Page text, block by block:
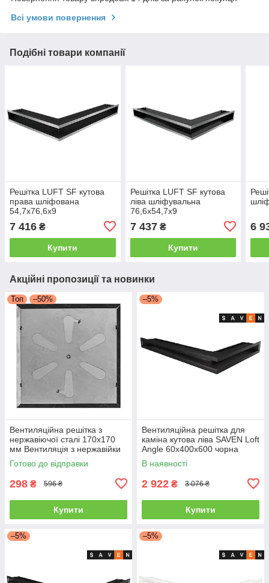
Всі умови повернення
Подібні товари компанії
Решітка LUFT SF кутова
права шліфована
54,7x76,6x9
7 416 ₴
Купити
Решітка LUFT SF кутова
ліва шліфувальна
76,6x54,7x9
7 437₴
Купити
6
Акційні пропозиції та новинки
Топ –50%
Вентиляційна решітка з
нержавіючої сталі 170x170
мм Вентиляція з нержавійки
для печі
Готово до відправки
298 ₴ 596 ₴
Купити
–5%
Вентиляційна решітка для
каміна кутова ліва SAVEN Loft
Angle 60х400х600 чорна
В наявності
2 922 ₴ 3 076 ₴
Купити
–5% –5%